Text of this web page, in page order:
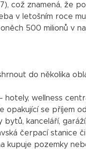
což znamená, že
v letošním roce
500 milionů v
do několika
hotely, wellness
opakující se příjem
bytů, kanceláří,
čerpací stanice
kupuje pozemky